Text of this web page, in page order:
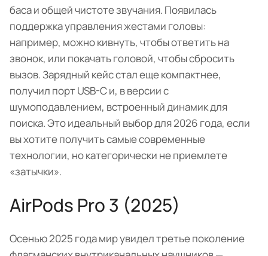
баса и общей чистоте звучания. Появилась
поддержка управления жестами головы:
например, можно кивнуть, чтобы ответить на
звонок, или покачать головой, чтобы сбросить
вызов. Зарядный кейс стал еще компактнее,
получил порт USB-C и, в версии с
шумоподавлением, встроенный динамик для
поиска. Это идеальный выбор для 2026 года, если
вы хотите получить самые современные
технологии, но категорически не приемлете
«затычки».
AirPods Pro 3 (2025)
Осенью 2025 года мир увидел третье поколение